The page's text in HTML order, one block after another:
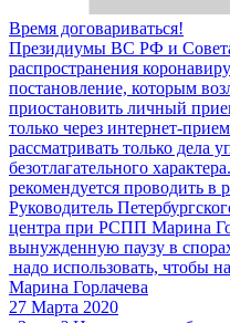
Время договариваться!
Президиумы ВС РФ и Совета
распространения
постановление, которым
приостановить личный
только через интернет-
рассматривать только дела
безотлагательного
рекомендуется проводить
Руководитель
центра при РСПП Марина
вынужденную паузу в
надо использовать, чтобы
Марина Горлачева
27 Марта 2020